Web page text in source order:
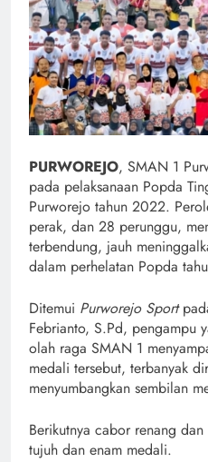
PURWOREJO, SMAN 1
pada pelaksanaan Popda
Purworejo tahun 2022.
perak, dan 28 perunggu,
terbendung, jauh
dalam perhelatan Popda
Ditemui Purworejo Sport
Febrianto, S.Pd, pengampu
olah raga SMAN 1
medali tersebut, terbanyak
menyumbangkan sembilan
Berikutnya cabor renang
tujuh dan enam medali.